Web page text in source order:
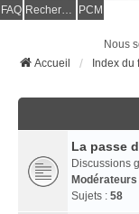
FAQ Rechercher PCM
Nous
Accueil
Index du
La passe
Discussions
Modérateurs
Sujets : 58